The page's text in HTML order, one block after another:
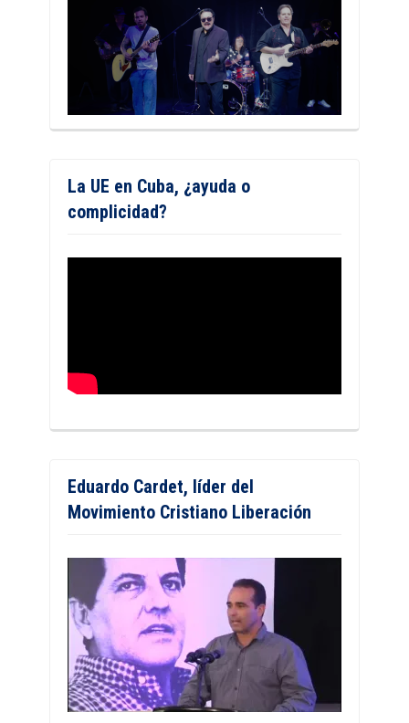
La UE en Cuba, ¿ayuda o
complicidad?
Eduardo Cardet, líder del
Movimiento Cristiano Liberación